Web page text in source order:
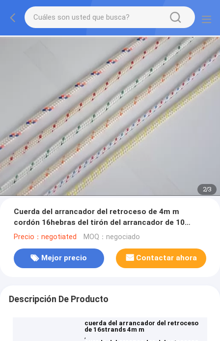
2/3
Cuerda del arrancador del retroceso de 4m m
cordón 16hebras del tirón del arrancador de 10
metros
Precio：negotiated MOQ：negociado
Mejor precio Contactar ahora
Descripción De Producto
cuerda del arrancador del retroceso
de 16strands 4m m
,